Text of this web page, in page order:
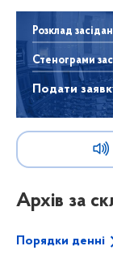
Розклад
Стенограми
Подати
Архів за
Порядки денні